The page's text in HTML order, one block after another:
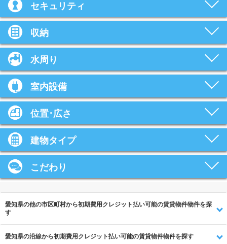
セキュリティ
収納
水周り
室内設備
位置･広さ
建物タイプ
こだわり
愛知県の他の市区町村から初期費用クレジット払い可能の賃貸物件物件を探
す
愛知県の沿線から初期費用クレジット払い可能の賃貸物件物件を探す